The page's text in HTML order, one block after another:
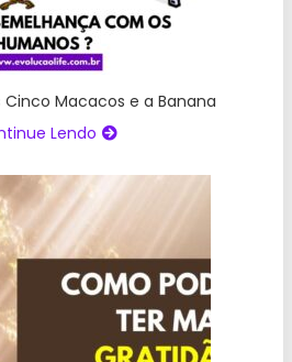
Cinco Macacos e a Banana
Lendo